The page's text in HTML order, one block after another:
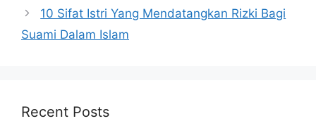
10 Sifat Istri Yang Mendatangkan Rizki Bagi
Suami Dalam Islam
Recent Posts